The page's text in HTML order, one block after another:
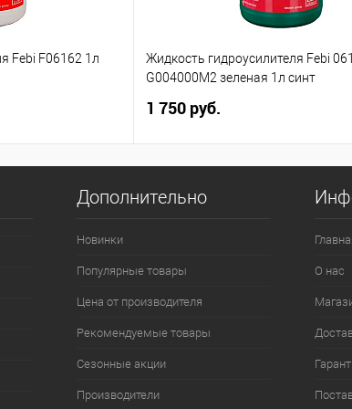
Febi F06162 1л
Жидкость гидроусилителя Febi
G004000M2 зеленая 1л синт
1 750 руб.
Дополнительно
Новинки
Популярные товары
Цена от производителя
Рекомендуемые товары
Сезонные акции
Производители
О нас